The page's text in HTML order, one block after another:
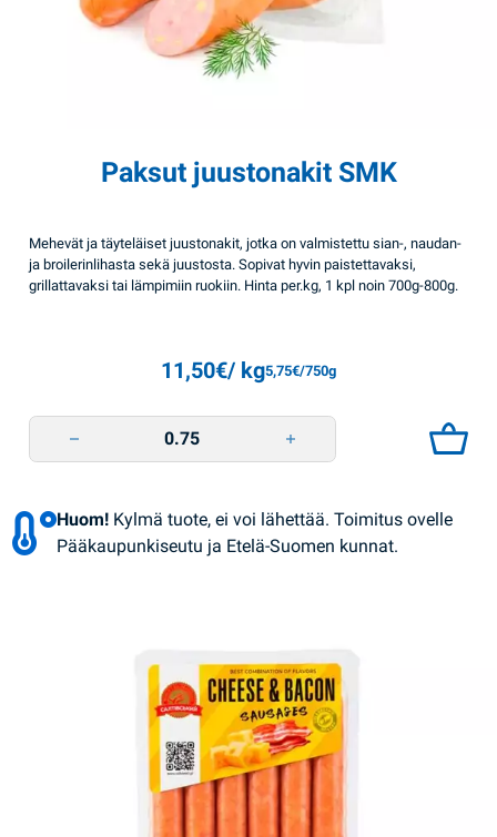
Paksut juustonakit SMK
Mehevät ja täyteläiset juustonakit, jotka on valmistettu sian-, naudan-
ja broilerinlihasta sekä juustosta. Sopivat hyvin paistettavaksi,
grillattavaksi tai lämpimiin ruokiin. Hinta per.kg, 1 kpl noin 700g-800g.
11,50€/ kg5,75€/750g
Huom! Kylmä tuote, ei voi lähettää. Toimitus ovelle
Pääkaupunkiseutu ja Etelä-Suomen kunnat.